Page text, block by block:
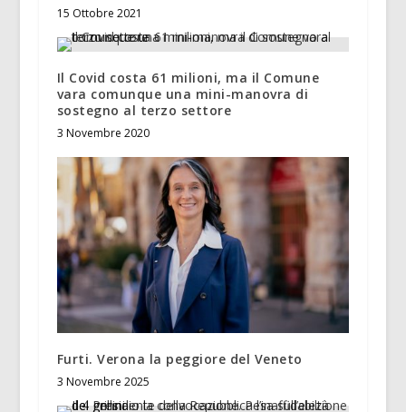
15 Ottobre 2021
Il Covid costa 61 milioni, ma il Comune
vara comunque una mini-manovra di
sostegno al terzo settore
3 Novembre 2020
Furti. Verona la peggiore del Veneto
3 Novembre 2025